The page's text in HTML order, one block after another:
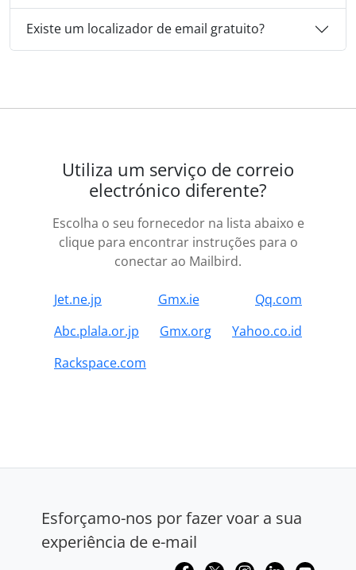
Existe um localizador de email gratuito?
Utiliza um serviço de correio
electrónico diferente?
Escolha o seu fornecedor na lista abaixo e
clique para encontrar instruções para o
conectar ao Mailbird.
Jet.ne.jp Gmx.ie
Qq.com
Abc.plala.or.jp
Gmx.org
Yahoo.co.id
Rackspace.com
Esforçamo-nos por fazer voar a sua
experiência de e-mail